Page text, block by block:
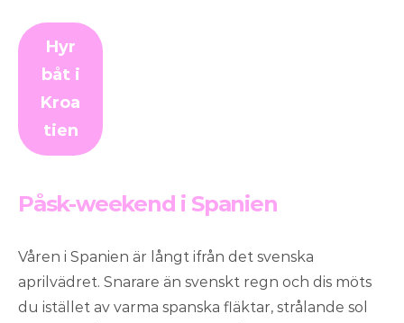
Hyr
båt i
Kroa
tien
Påsk-weekend i Spanien
Våren i Spanien är långt ifrån det svenska
aprilvädret. Snarare än svenskt regn och dis möts
du istället av varma spanska fläktar, strålande sol